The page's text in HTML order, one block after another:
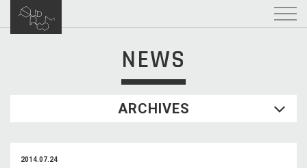
NEWS
ARCHIVES
2014.07.24